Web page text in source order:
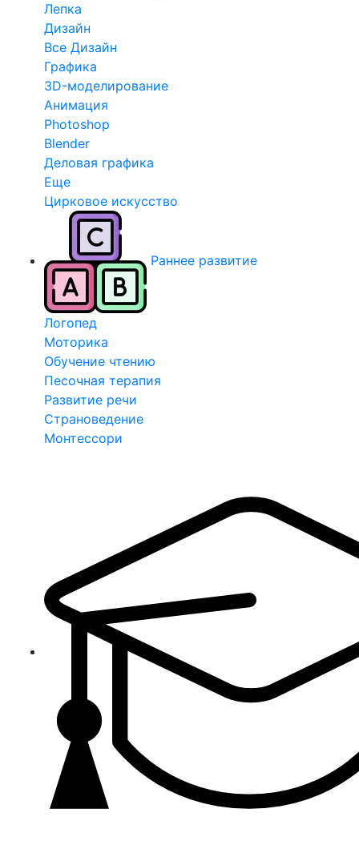
Лепка
Дизайн
Все Дизайн
Графика
3D-моделирование
Анимация
Photoshop
Blender
Деловая графика
Еще
Цирковое искусство
Раннее развитие
Логопед
Моторика
Обучение чтению
Песочная терапия
Развитие речи
Страноведение
Монтессори